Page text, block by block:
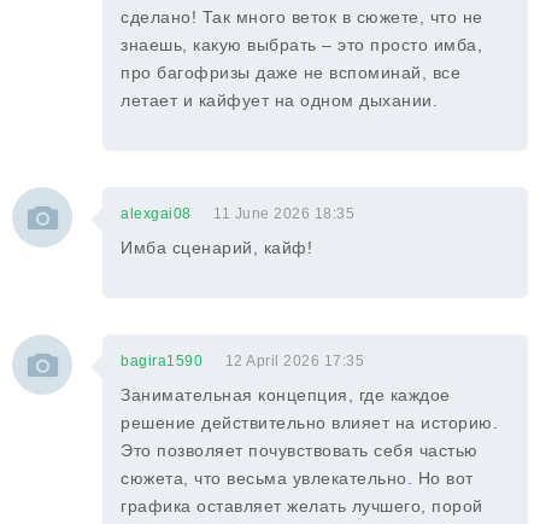
сделано! Так много веток в сюжете, что не
знаешь, какую выбрать – это просто имба,
про багофризы даже не вспоминай, все
летает и кайфует на одном дыхании.
alexgai08 11 June 2026 18:35
Имба сценарий, кайф!
bagira1590 12 April 2026 17:35
Занимательная концепция, где каждое
решение действительно влияет на историю.
Это позволяет почувствовать себя частью
сюжета, что весьма увлекательно. Но вот
графика оставляет желать лучшего, порой